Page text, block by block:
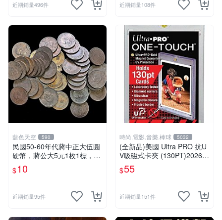
近期銷量496件 近期銷量108件
藍色天空 590
民國50-60年代蔣中正大伍圓
硬幣，蔣公大5元1枚1標，流
通品如圖，絕無差品
$10
近期銷量95件
時尚.電影.音樂.棒球 5032
(全新品)美國 Ultra PRO 抗U
V吸磁式卡夾 (130PT)2026/
3/12已再到貨
$55
近期銷量151件